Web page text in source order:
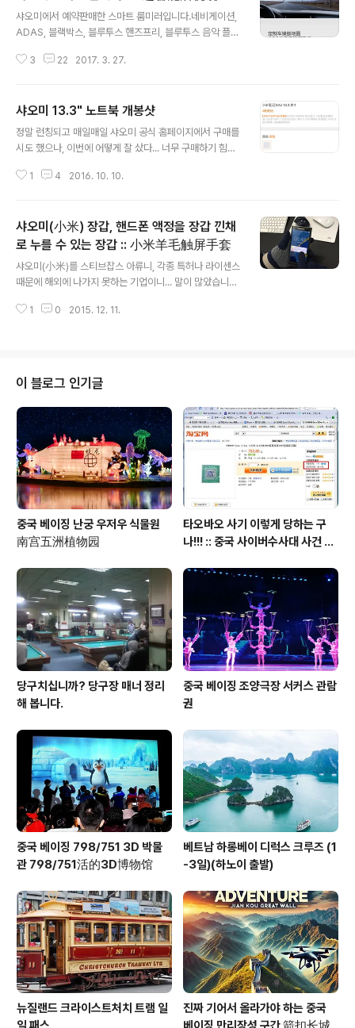
샤오미에서 예약판매한 스마트 룸미러입니다.네비게이션,
ADAS, 블랙박스, 블루투스 핸즈프리, 블루투스 음악 플레
론, 깔끔하고, 대 만족입니다. ㅋㅋㅋㅋ 박스 포장 깔끔합니
이터도 받아오고, 온라인 음악 플레이를 해 줍니다.메모리
카드는 데이터 저장하는데 사용됩니다. 설치 화면은 다음
과 같습니다. 기본 시가잭 연결하게 되어 있지만, 메립하였
전용 APP 다운로드 가능한 QR코드가 나오고, 다음 화면
3 22 2017. 3. 27.
샤오미 13.3" 노트북 개봉샷
정말 런칭되고 매일매일 샤오미 공식 홈페이지에서 구매를
시도 했으나, 이번에 어떻게 잘 샀다... 너무 구매하기 힘드
1 4 2016. 10. 10.
샤오미(小米) 장갑, 핸드폰 액정을 장갑 낀채
로 누를 수 있는 장갑 :: 小米羊毛触屏手套
샤오미(小米)를 스티브잡스 아류니, 각종 특허나 라이센스
때문에 해외에 나가지 못하는 기업이니... 말이 많았습니다.
생각합니다. 오히려 IoT 기업이지... 모든 단말이 인터넷으
끼게 되는데, 항상 생각들었던 것이 장갑을 끼고 걷다가 전
화가 오면, 장갑을 벗고 전화를 받았어야 했습니다. 너무나
손 시렵고, 불편했었는데... 샤오미 장갑을 구매하게 되었습
니다. 남자용 여자용 2가지가 있는데, 각각 가격이 49위엔
입니다. 가격도 착합니다. 손도 따뜻하고.. 제품 소개 페이
지는 남자용..
1 0 2015. 12. 11.
이 블로그 인기글
중국 베이징 난궁 우저우 식물원
南宫五洲植物园
타오바오 사기 이렇게 당하는 구
나!!! :: 중국 사이버수사대 사건 접
당구치십니까? 당구장 매너 정리
해 봅니다.
중국 베이징 조양극장 서커스 관람
권
중국 베이징 798/751 3D 박물
관 798/751活的3D博物馆
베트남 하롱베이 디럭스 크루즈 (1
-3일)(하노이 출발)
뉴질랜드 크라이스트처치 트램 일
진짜 기어서 올라가야 하는 중국